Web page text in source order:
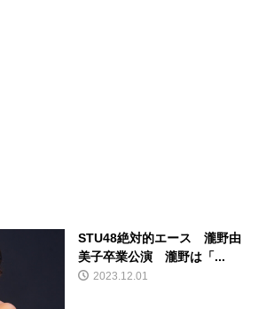
STU48絶対的エース 瀧野由
美子卒業公演 瀧野は「...
2023.12.01